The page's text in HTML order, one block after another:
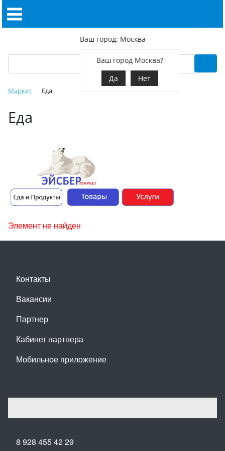
Ваш город: Москва
Ваш город Москва?
Да
Нет
Маркет Еда
Еда
Элемент не найден
Контакты
Вакансии
Партнер
Кабинет партнера
Мобильное приложение
8 928 455 42 29